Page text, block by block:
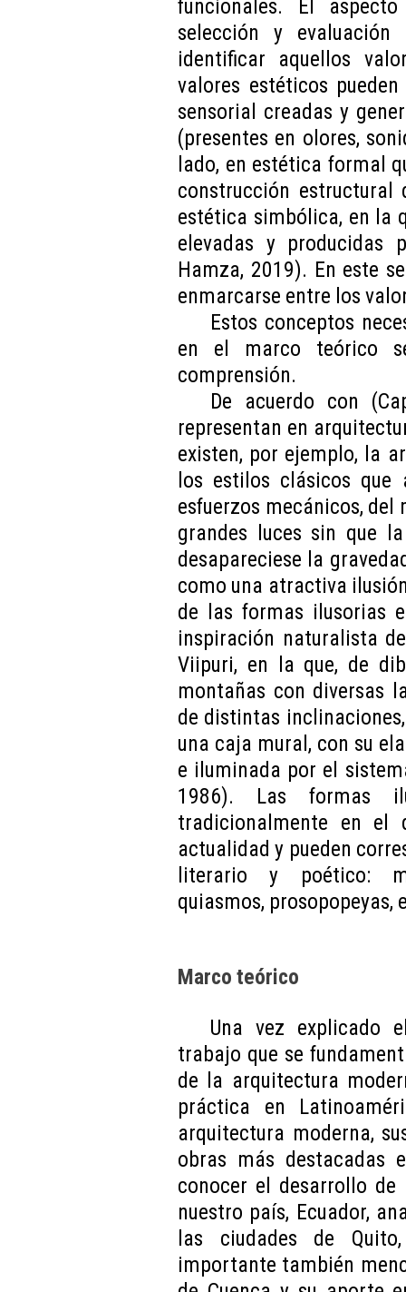
funcionales. El
selección y
identificar aquellos
valores estéticos
sensorial creadas y
(presentes en olores,
lado, en estética formal
construcción
estética simbólica, en la
elevadas y producidas
Hamza, 2019). En este
enmarcarse entre los
Estos conceptos
en el marco teórico
comprensión.
De acuerdo con
representan en
existen, por ejemplo, la
los estilos clásicos que
esfuerzos mecánicos,
grandes luces sin que
desapareciese la
como una atractiva
de las formas ilusorias
inspiración naturalista
Viipuri, en la que, de
montañas con diversas
de distintas
una caja mural, con su
e iluminada por el
1986). Las formas
tradicionalmente en el
actualidad y pueden
literario y poético:
quiasmos,
Marco teórico
Una vez explicado
trabajo que se
de la arquitectura
práctica en
arquitectura moderna,
obras más destacadas
conocer el desarrollo
nuestro país, Ecuador,
las ciudades de
importante también